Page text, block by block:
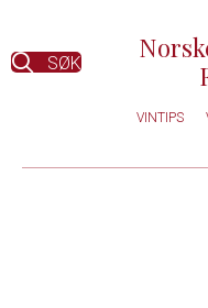
SØK
VINTIPS